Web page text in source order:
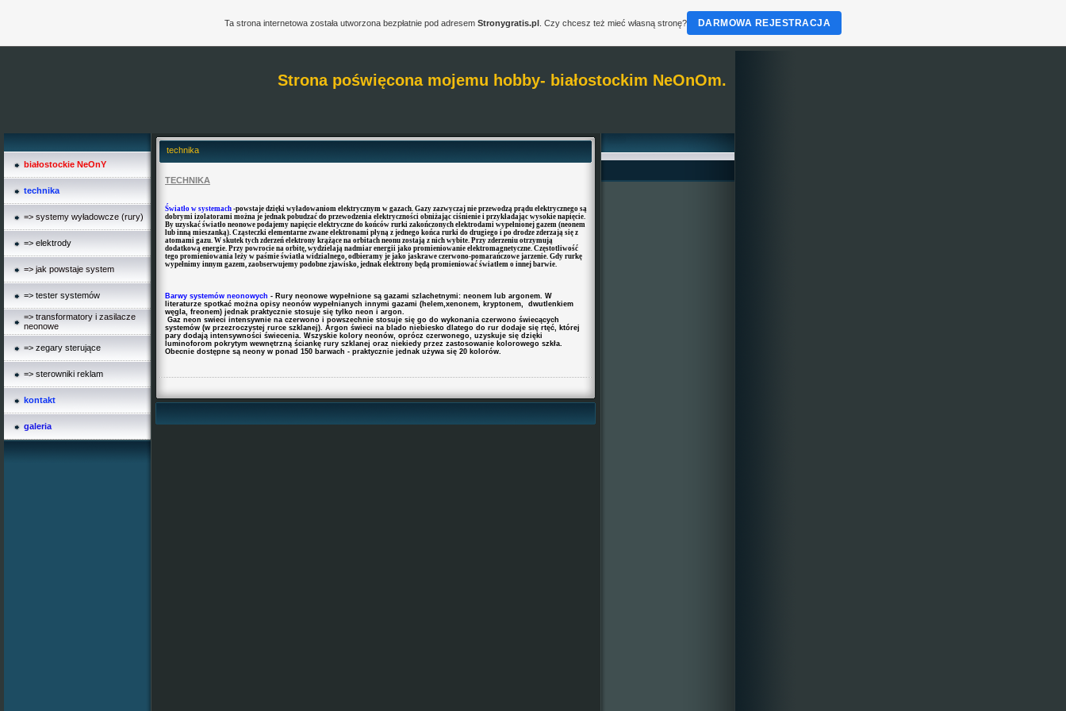
Strona poświęcona mojemu hobby- białostockim NeOnOm.
białostockie NeOnY
technika
=> systemy wyładowcze (rury)
=> elektrody
=> jak powstaje system
=> tester systemów
=> transformatory i zasilacze
neonowe
=> zegary sterujące
=> sterowniki reklam
kontakt
galeria
technika
TECHNIKA
Światło w systemach -powstaje dzięki wyładowaniom elektrycznym w gazach. Gazy zazwyczaj nie przewodzą prądu elektrycznego są
dobrymi izolatorami można je jednak pobudzać do przewodzenia elektryczności obniżając ciśnienie i przykładając wysokie napięcie.
By uzyskać światło neonowe podajemy napięcie elektryczne do końców rurki zakończonych elektrodami wypełnionej gazem (neonem
lub inną mieszanką). Cząsteczki elementarne zwane elektronami płyną z jednego końca rurki do drugiego i po drodze zderzają się z
atomami gazu. W skutek tych zderzeń elektrony krążące na orbitach neonu zostają z nich wybite. Przy zderzeniu otrzymują
dodatkową energie. Przy powrocie na orbitę, wydzielają nadmiar energii jako promieniowanie elektromagnetyczne. Częstotliwość
tego promieniowania leży w paśmie światła widzialnego, odbieramy je jako jaskrawe czerwono-pomarańczowe jarzenie. Gdy rurkę
wypełnimy innym gazem, zaobserwujemy podobne zjawisko, jednak elektrony będą promieniować światłem o innej barwie.
Barwy systemów neonowych - Rury neonowe wypełnione są gazami szlachetnymi: neonem lub argonem. W
literaturze spotkać można opisy neonów wypełnianych innymi gazami (helem,xenonem, kryptonem, dwutlenkiem
węgla, freonem) jednak praktycznie stosuje się tylko neon i argon.
Gaz neon swieci intensywnie na czerwono i powszechnie stosuje się go do wykonania czerwono świecących
systemów (w przezroczystej rurce szklanej). Argon świeci na blado niebiesko dlatego do rur dodaje się rtęć, której
pary dodają intensywności świecenia. Wszyskie kolory neonów, oprócz czerwonego, uzyskuje się dzięki
luminoforom pokrytym wewnętrzną ściankę rury szklanej oraz niekiedy przez zastosowanie kolorowego szkła.
Obecnie dostępne są neony w ponad 150 barwach - praktycznie jednak używa się 20 kolorów.
Ta strona internetowa została utworzona bezpłatnie pod adresem Stronygratis.pl. Czy chcesz też mieć własną stronę? DARMOWA REJESTRACJA